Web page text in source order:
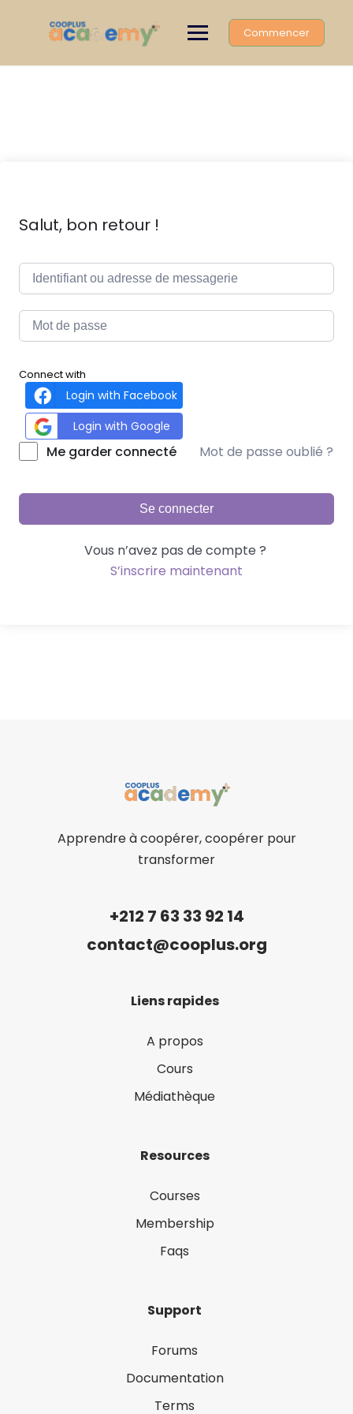
Commencer
Salut, bon retour !
Connect with
Login with Facebook
Login with Google
Me garder connecté Mot de passe oublié ?
Se connecter
Vous n’avez pas de compte ?
S’inscrire maintenant
Apprendre à coopérer, coopérer pour
transformer
+212 7 63 33 92 14
contact@cooplus.org
Liens rapides
A propos
Cours
Médiathèque
Resources
Courses
Membership
Faqs
Support
Forums
Documentation
Terms